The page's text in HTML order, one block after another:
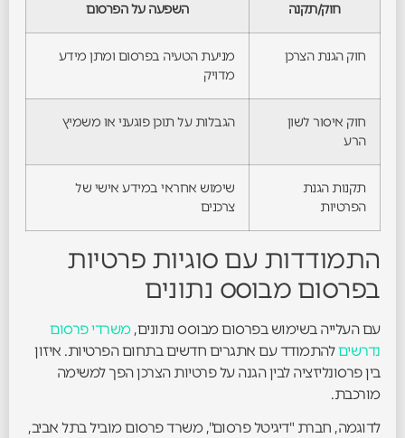
חוק/תקנה השפעה על הפרסום
חוק הגנת הצרכן
מניעת הטעיה בפרסום ומתן מידע
מדויק
חוק איסור לשון
הרע
הגבלות על תוכן פוגעני או משמיץ
תקנות הגנת
הפרטיות
שימוש אחראי במידע אישי של
צרכנים
התמודדות עם סוגיות פרטיות
בפרסום מבוסס נתונים
עם העלייה בשימוש בפרסום מבוסס נתונים,משרדי פרסום
נדרשיםלהתמודד עם אתגרים חדשים בתחום הפרטיות. איזון
בין פרסונליזציה לבין הגנה על פרטיות הצרכן הפך למשימה
מורכבת.
לדוגמה, חברת "דיגיטל פרסום", משרד פרסום מוביל בתל אביב,